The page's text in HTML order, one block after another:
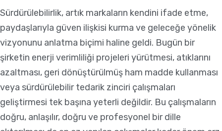
Sürdürülebilirlik, artık markaların kendini ifade etme,
paydaşlarıyla güven ilişkisi kurma ve geleceğe yönelik
vizyonunu anlatma biçimi haline geldi. Bugün bir
şirketin enerji verimliliği projeleri yürütmesi, atıklarını
azaltması, geri dönüştürülmüş ham madde kullanması
veya sürdürülebilir tedarik zinciri çalışmaları
geliştirmesi tek başına yeterli değildir. Bu çalışmaların
doğru, anlaşılır, doğru ve profesyonel bir dille